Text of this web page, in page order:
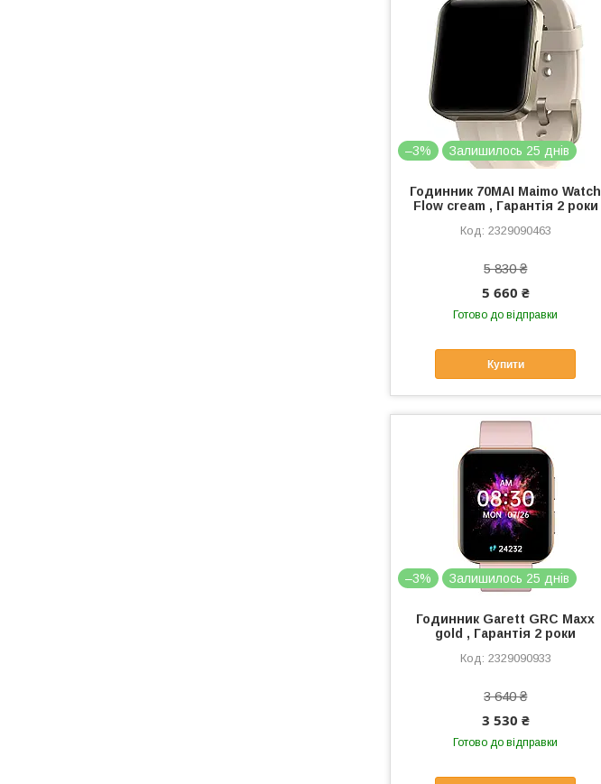
–3% Залишилось 25 днів
Годинник 70MAI Maimo Watch
Flow cream , Гарантія 2 роки
2329090463
5 830 ₴
5 660 ₴
Готово до відправки
Купити
–3% Залишилось 25 днів
Годинник Garett GRC Maxx
gold , Гарантія 2 роки
2329090933
3 640 ₴
3 530 ₴
Готово до відправки